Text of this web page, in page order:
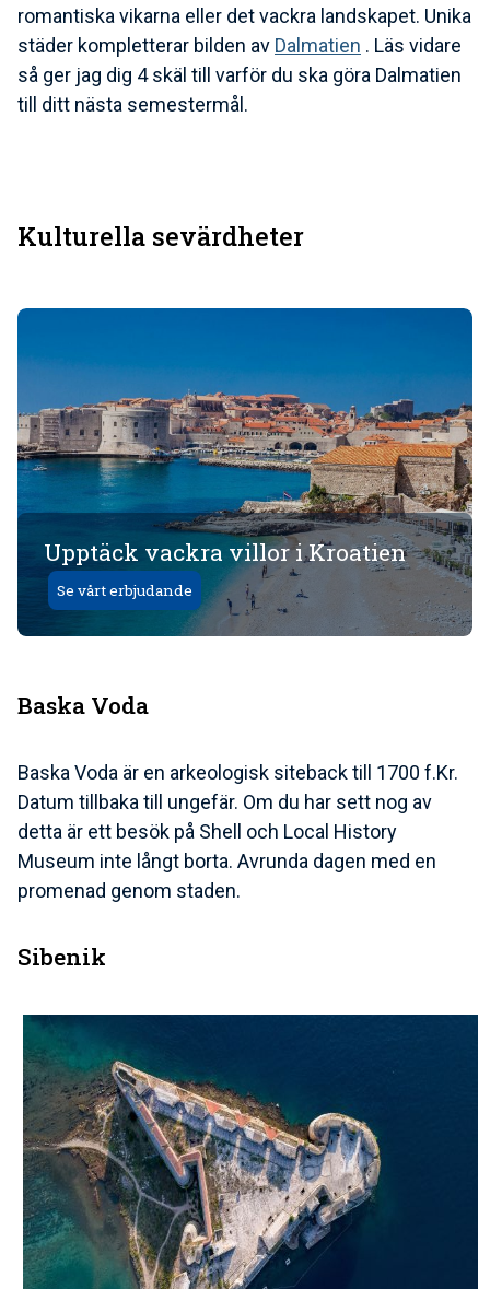
romantiska vikarna eller det vackra landskapet. Unika
städer kompletterar bilden av Dalmatien . Läs vidare
så ger jag dig 4 skäl till varför du ska göra Dalmatien
till ditt nästa semestermål.
Kulturella sevärdheter
Upptäck vackra villor i Kroatien
Se vårt erbjudande
Baska Voda
Baska Voda är en arkeologisk siteback till 1700 f.Kr.
Datum tillbaka till ungefär. Om du har sett nog av
detta är ett besök på Shell och Local History
Museum inte långt borta. Avrunda dagen med en
promenad genom staden.
Sibenik